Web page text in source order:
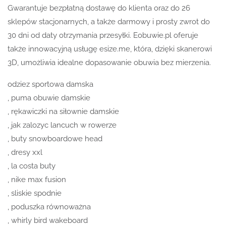
Gwarantuje bezpłatną dostawę do klienta oraz do 26
sklepów stacjonarnych, a także darmowy i prosty zwrot do
30 dni od daty otrzymania przesyłki. Eobuwie.pl oferuje
także innowacyjną usługę esize.me, która, dzięki skanerowi
3D, umożliwia idealne dopasowanie obuwia bez mierzenia.
odziez sportowa damska
, puma obuwie damskie
, rękawiczki na siłownie damskie
, jak zalozyc lancuch w rowerze
, buty snowboardowe head
, dresy xxl
, la costa buty
, nike max fusion
, sliskie spodnie
, poduszka równoważna
, whirly bird wakeboard